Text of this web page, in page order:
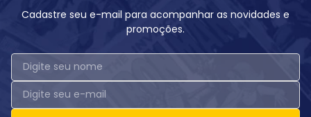
Cadastre seu e-mail para acompanhar as novidades e
promoções.